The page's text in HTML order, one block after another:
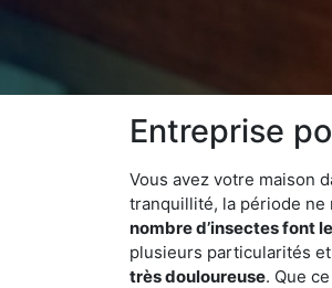
Entreprise
Vous avez votre maison
tranquillité, la période ne
nombre d’insectes font
plusieurs particularités
très douloureuse. Que